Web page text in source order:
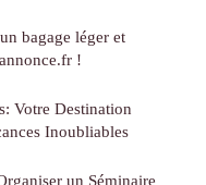
bagage léger et
!
Votre Destination
Inoubliables
un Séminaire